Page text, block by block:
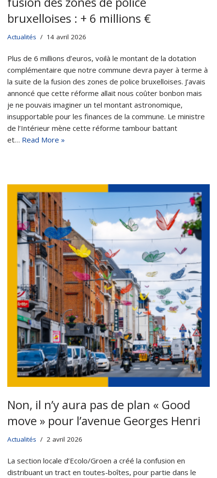
bruxelloises : + 6 millions €
Actualités 14 avril 2026
Plus de 6 millions d’euros, voilà le montant de la dotation
complémentaire que notre commune devra payer à terme à
la suite de la fusion des zones de police bruxelloises. J’avais
annoncé que cette réforme allait nous coûter bonbon mais
je ne pouvais imaginer un tel montant astronomique,
insupportable pour les finances de la commune. Le ministre
de l’Intérieur mène cette réforme tambour battant
et… Read More »
Non, il n’y aura pas de plan « Good
move » pour l’avenue Georges Henri
Actualités 2 avril 2026
La section locale d’Ecolo/Groen a créé la confusion en
distribuant un tract en toutes-boîtes, pour partie dans le